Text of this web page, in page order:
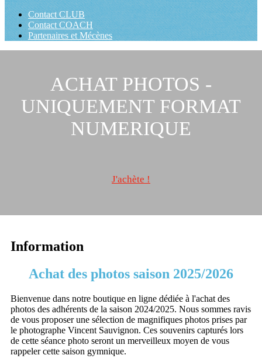
Contact CLUB
Contact COACH
Partenaires et Mécènes
ACHAT PHOTOS -
UNIQUEMENT FORMAT
NUMERIQUE
J'achète !
Information
Achat des photos saison 2025/2026
Bienvenue dans notre boutique en ligne dédiée à l'achat des
photos des adhérents de la saison 2024/2025. Nous sommes ravis
de vous proposer une sélection de magnifiques photos prises par
le photographe Vincent Sauvignon. Ces souvenirs capturés lors
de cette séance photo seront un merveilleux moyen de vous
rappeler cette saison gymnique.